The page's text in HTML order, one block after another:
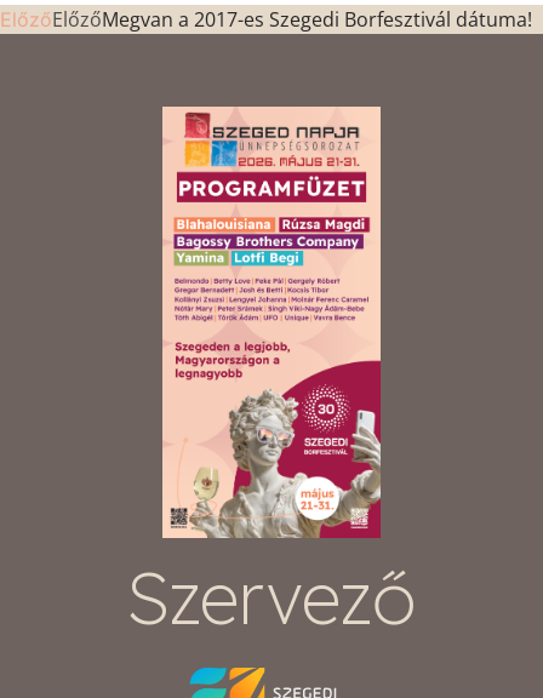
ElőzőElőzőMegvan a 2017-es Szegedi Borfesztivál dátuma!
Szervező